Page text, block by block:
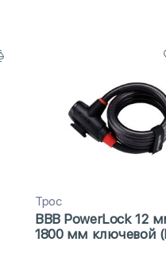
Трос
BBB PowerLock 12
1800 мм ключевой